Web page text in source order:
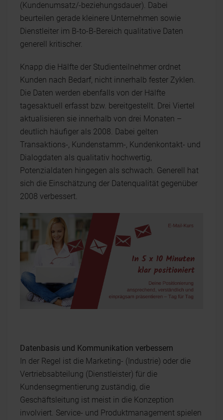
(Kundenumsatz/-beziehungsdauer). Dabei
beurteilen gerade kleinere Unternehmen sowie
Dienstleiter im B-to-B-Bereich qualitative Daten
generell kritischer.
Knapp die Hälfte der Studienteilnehmer ordnet
Kunden nach Bedarf, nicht innerhalb fester Zyklen.
Die Daten werden ebenfalls von der Hälfte
tagesaktuell erfasst bzw. bereitgestellt. Drei Viertel
aktualisieren sie innerhalb von drei Monaten –
deutlich häufiger als 2008. Dabei gelten
Transaktions-, Kundenstamm-, Kundenkontakt- und
Dialogdaten als qualitativ hochwertig,
Potenzialdaten hingegen als schwach. Generell hat
sich die Einschätzung der Datenqualität gegenüber
2008 verbessert.
Datenbasis und Kommunikation verbessern
In der Regel ist die Marketing- (Industrie) oder die
Vertriebsabteilung (Dienstleister) für die
Kundensegmentierung zuständig, die
Geschäftsleitung ist meist in die Konzeption
involviert. Service- und Produktmanagement spielen